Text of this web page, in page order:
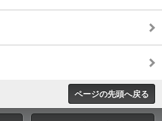
ページの先頭へ戻る